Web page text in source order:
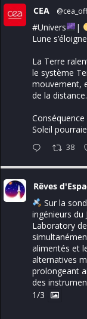
CEA
#Univers |
Lune
La Terre
le système
mouvement,
de la distance.
Soleil
38
Rêves
Sur la
ingénieurs du
Laboratory
alimentés et
alternatives
prolongeant
des
1/3